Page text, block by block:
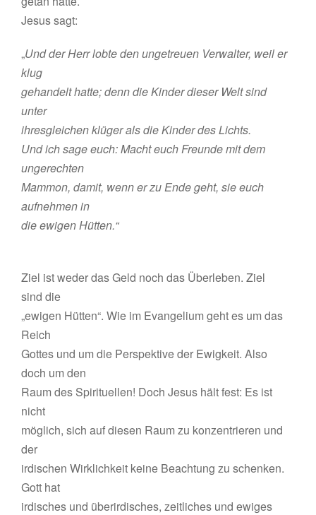
Jesus sagt:
„Und der Herr lobte den ungetreuen Verwalter, weil er
klug
gehandelt hatte; denn die Kinder dieser Welt sind
unter
ihresgleichen klüger als die Kinder des Lichts.
Und ich sage euch: Macht euch Freunde mit dem
ungerechten
Mammon, damit, wenn er zu Ende geht, sie euch
aufnehmen in
die ewigen Hütten.“
Ziel ist weder das Geld noch das Überleben. Ziel
sind die
„ewigen Hütten“. Wie im Evangelium geht es um das
Reich
Gottes und um die Perspektive der Ewigkeit. Also
doch um den
Raum des Spirituellen! Doch Jesus hält fest: Es ist
nicht
möglich, sich auf diesen Raum zu konzentrieren und
der
irdischen Wirklichkeit keine Beachtung zu schenken.
Gott hat
irdisches und überirdisches, zeitliches und ewiges